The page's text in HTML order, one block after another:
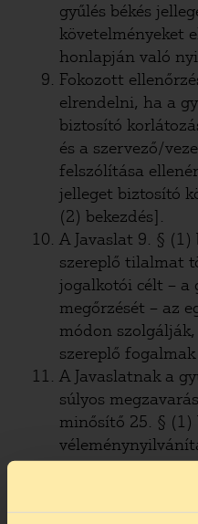
gyűlés békés
követelményeket
honlapján való
Fokozott
elrendelni, ha a
biztosító
és a szervező/
felszólítása
jelleget biztosító
(2) bekezdés].
A Javaslat 9. §
szereplő tilalmat
jogalkotói célt – a
megőrzését – az
módon
szereplő
A Javaslatnak a
súlyos
minősítő 25. § (1)
komoly elrettentő
büntetőjogi
nem tanúsít